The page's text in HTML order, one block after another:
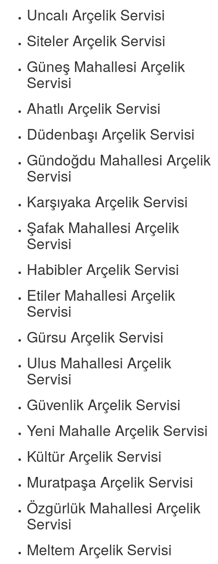
Uncalı Arçelik Servisi
Siteler Arçelik Servisi
Güneş Mahallesi Arçelik
Servisi
Ahatlı Arçelik Servisi
Düdenbaşı Arçelik Servisi
Gündoğdu Mahallesi Arçelik
Servisi
Karşıyaka Arçelik Servisi
Şafak Mahallesi Arçelik
Servisi
Habibler Arçelik Servisi
Etiler Mahallesi Arçelik
Servisi
Gürsu Arçelik Servisi
Ulus Mahallesi Arçelik
Servisi
Güvenlik Arçelik Servisi
Yeni Mahalle Arçelik Servisi
Kültür Arçelik Servisi
Muratpaşa Arçelik Servisi
Özgürlük Mahallesi Arçelik
Servisi
Meltem Arçelik Servisi